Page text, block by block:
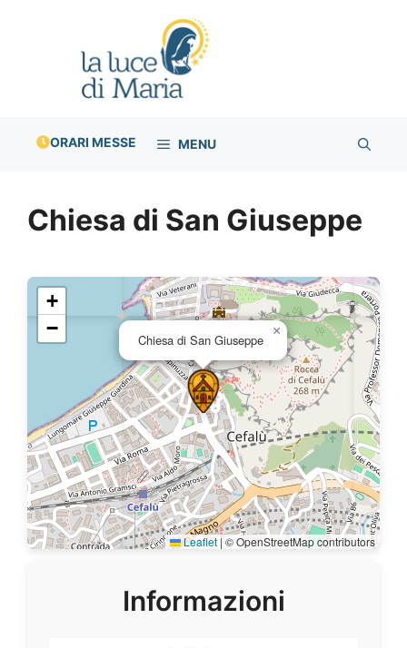
ORARI MESSE MENU
Chiesa di San Giuseppe
Chiesa di San Giuseppe
×
+
−
Leaflet |© OpenStreetMap contributors
Informazioni